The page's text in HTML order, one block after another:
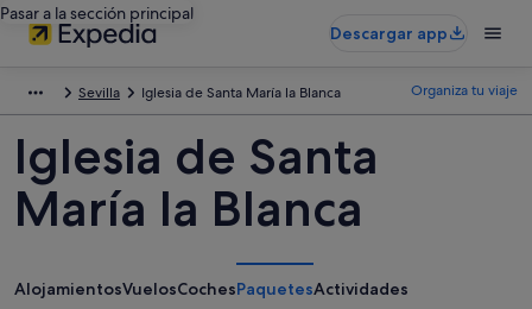
Pasar a la sección principal
Descargar app
Sevilla Iglesia de Santa María la Blanca Organiza tu viaje
Iglesia de Santa
María la Blanca
AlojamientosVuelosCochesPaquetesActividades